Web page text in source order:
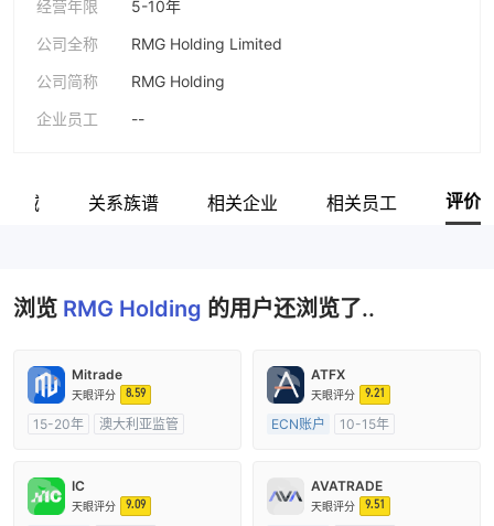
经营年限
5-10年
公司全称
RMG Holding Limited
公司简称
RMG Holding
企业员工
--
区域 关系族谱 相关企业 相关员工 评价
浏览 RMG Holding 的用户还浏览了..
Mitrade
天眼评分 8.59
15-20年
澳大利亚监管
ATFX
天眼评分 9.21
ECN账户
10-15年
IC
天眼评分 9.09
AVATRADE
天眼评分 9.51